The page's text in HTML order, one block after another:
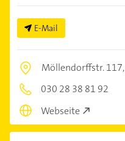
E-Mail
Möllendorffstr. 117,
030 28 38 81 92
Webseite